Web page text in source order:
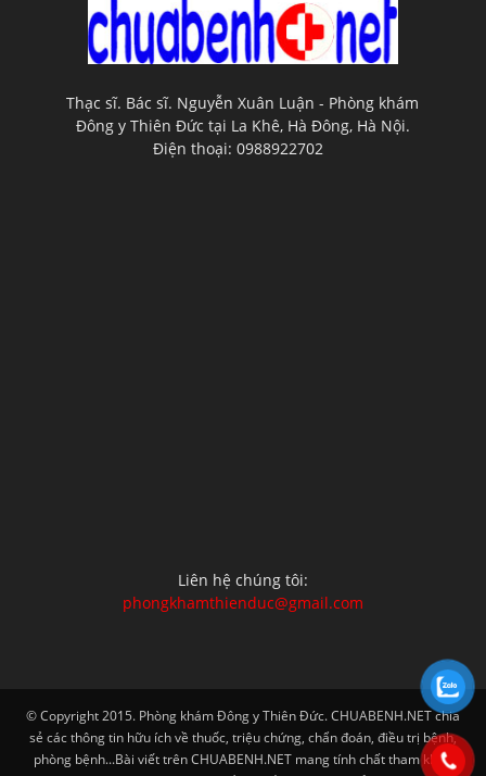
Thạc sĩ. Bác sĩ. Nguyễn Xuân Luận - Phòng khám
Đông y Thiên Đức tại La Khê, Hà Đông, Hà Nội.
Điện thoại: 0988922702
Liên hệ chúng tôi:
phongkhamthienduc@gmail.com
© Copyright 2015. Phòng khám Đông y Thiên Đức. CHUABENH.NET chia
sẻ các thông tin hữu ích về thuốc, triệu chứng, chẩn đoán, điều trị bệnh,
phòng bệnh...Bài viết trên CHUABENH.NET mang tính chất tham khảo